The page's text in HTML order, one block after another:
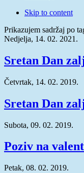
Skip to content
Prikazujem sadržaj po
Nedjelja, 14. 02. 2021.
Sretan Dan
Četvrtak, 14. 02. 2019.
Sretan Dan
Subota, 09. 02. 2019.
Poziv na
Petak, 08. 02. 2019.